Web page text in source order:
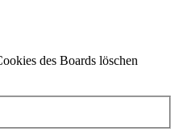
des Boards löschen